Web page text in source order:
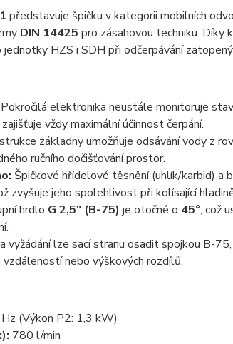
představuje špičku v kategorii mobilních
DIN 14425 pro zásahovou techniku. Díky
HZS i SDH při odčerpávání
Pokročilá elektronika neustále monitoruje
vždy maximální účinnost čerpání.
základny umožňuje odsávání vody z
ručního dočišťování prostor.
Špičkové hřídelové těsnění (uhlík/karbid) a
zvyšuje jeho spolehlivost při kolísající
hrdlo G 2,5" (B-75) je otočné o 45°, což
vyžádání lze sací stranu osadit spojkou B-
nebo výškových rozdílů.
(Výkon P2: 1,3 kW)
780 l/min